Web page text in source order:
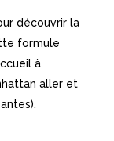
découvrir la
formule
à
aller et